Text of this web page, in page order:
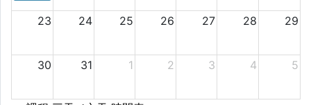
23 24 25 26 27 28 29
30 31 1 2 3 4 5